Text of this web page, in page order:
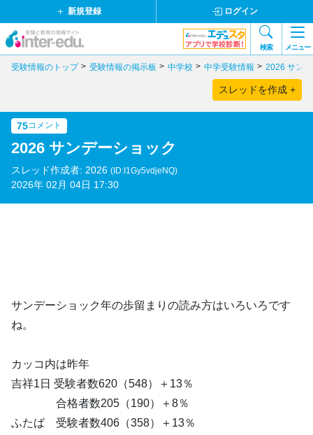
新規登録 ログイン
検索 メニュー
受験情報のトップ 受験情報の掲示板 中学校 中学受験情報 2026 サン
スレッドを作成 +
75コメント
2026 サンデーショック
スレッド作成者: 2026 (ID:I1Gy5vdjeNQ)
2026年 02月 04日 17:30
サンデーショック年の歩留まりの読み方はいろいろです
ね。
カッコ内は昨年
吉祥1日 受験者数620（548）＋13％
合格者数205（190）＋8％
ふたば 受験者数406（358）＋13％